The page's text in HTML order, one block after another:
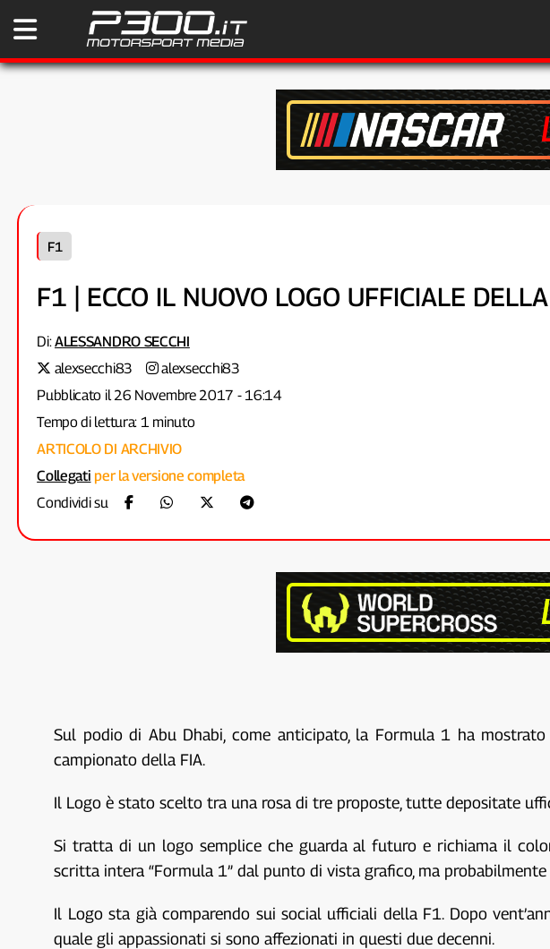
F1
F1 | ECCO IL NUOVO LOGO UFFICIALE
Di:ALESSANDRO SECCHI
alexsecchi83
alexsecchi83
Pubblicato il 26 Novembre 2017 - 16:14
Tempo di lettura: 1 minuto
ARTICOLO DI ARCHIVIO
Collegati per la versione completa
Condividi su
Sul podio di Abu Dhabi, come anticipato, la Formula 1 ha
campionato della FIA.
Il Logo è stato scelto tra una rosa di tre proposte, tutte depositate
Si tratta di un logo semplice che guarda al futuro e richiama il
scritta intera “Formula 1” dal punto di vista grafico, ma
Il Logo sta già comparendo sui social ufficiali della F1. Dopo
quale gli appassionati si sono affezionati in questi due decenni.